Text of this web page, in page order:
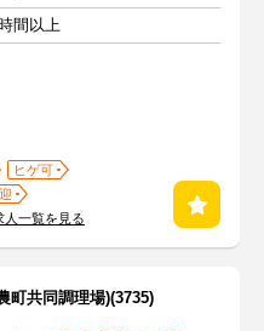
間以上
ヒゲ可
人一覧を見る
町共同調理場)(3735)